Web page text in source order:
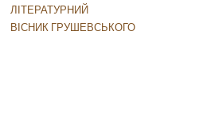
ЛІТЕРАТУРНИЙ
ВІСНИК ГРУШЕВСЬКОГО